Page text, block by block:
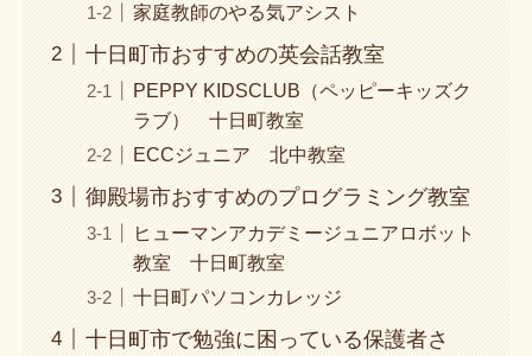
家庭教師のやる気アシスト
十日町市おすすめの英会話教室
PEPPY KIDSCLUB（ペッピーキッズク
ラブ） 十日町教室
ECCジュニア 北中教室
御殿場市おすすめのプログラミング教室
ヒューマンアカデミージュニアロボット
教室 十日町教室
十日町パソコンカレッジ
十日町市で勉強に困っている保護者さ